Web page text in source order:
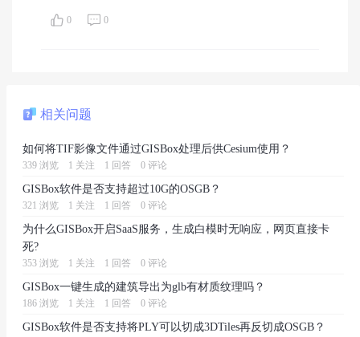
0 0
相关问题
如何将TIF影像文件通过GISBox处理后供Cesium使用？
339 浏览 1 关注 1 回答 0 评论
GISBox软件是否支持超过10G的OSGB？
321 浏览 1 关注 1 回答 0 评论
为什么GISBox开启SaaS服务，生成白模时无响应，网页直接卡
死?
353 浏览 1 关注 1 回答 0 评论
GISBox一键生成的建筑导出为glb有材质纹理吗？
186 浏览 1 关注 1 回答 0 评论
GISBox软件是否支持将PLY可以切成3DTiles再反切成OSGB？